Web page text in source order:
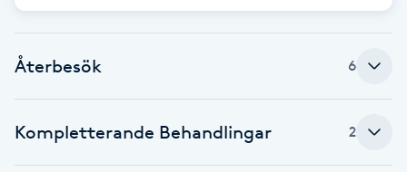
Babylights
Bambumassage
Återbesök 6
Kompletterande Behandlingar 2